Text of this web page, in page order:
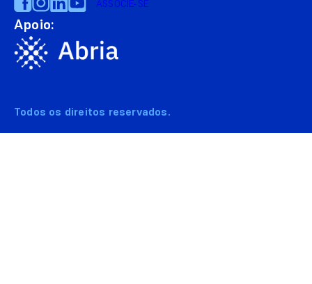
ASSOCIE-SE
Apoio:
Todos os direitos reservados.